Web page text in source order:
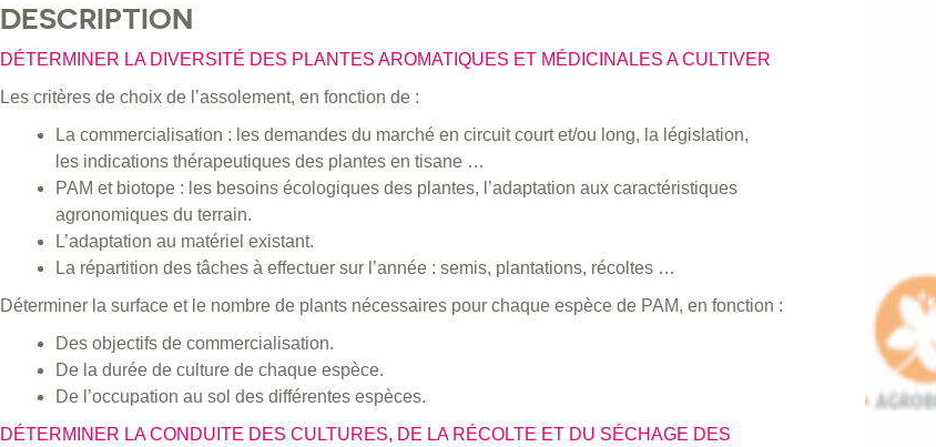
DESCRIPTION
DÉTERMINER LA DIVERSITÉ DES PLANTES AROMATIQUES ET MÉDICINALES A CULTIVER
Les critères de choix de l’assolement, en fonction de :
La commercialisation : les demandes du marché en circuit court et/ou long, la législation,
les indications thérapeutiques des plantes en tisane …
PAM et biotope : les besoins écologiques des plantes, l’adaptation aux caractéristiques
agronomiques du terrain.
L’adaptation au matériel existant.
La répartition des tâches à effectuer sur l’année : semis, plantations, récoltes …
Déterminer la surface et le nombre de plants nécessaires pour chaque espèce de PAM, en fonction :
Des objectifs de commercialisation.
De la durée de culture de chaque espèce.
De l’occupation au sol des différentes espèces.
DÉTERMINER LA CONDUITE DES CULTURES, DE LA RÉCOLTE ET DU SÉCHAGE DES